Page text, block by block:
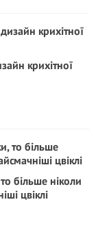
крихітної
більше ніколи
цвіклі